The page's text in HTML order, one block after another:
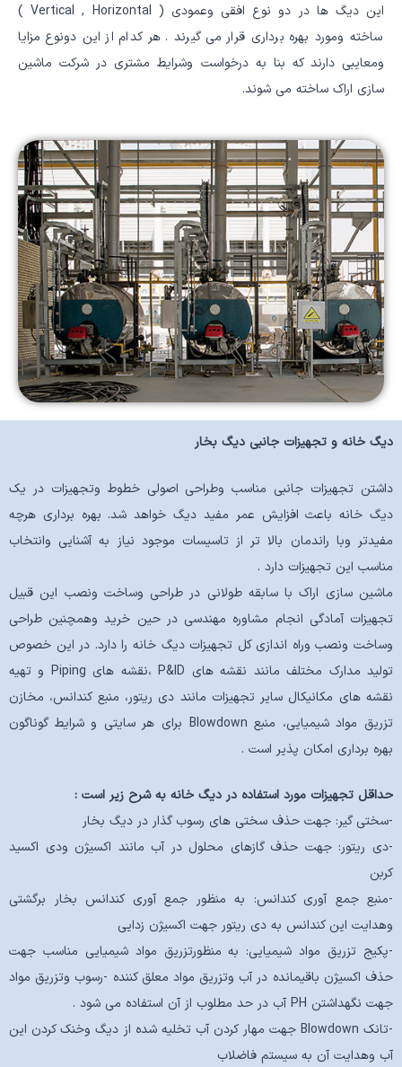
این دیگ ها در دو نوع افقی وعمودی ( Vertical , Horizontal )
ساخته ومورد بهره برداری قرار می گیرند . هر کدام از این دونوع مزایا
ومعایبی دارند که بنا به درخواست وشرایط مشتری در شرکت ماشین
سازی اراک ساخته می شوند.
دیگ خانه و تجهیزات جانبی دیگ بخار
داشتن تجهیزات جانبی مناسب وطراحی اصولی خطوط وتجهیزات در یک
دیگ خانه باعث افزایش عمر مفید دیگ خواهد شد. بهره برداری هرچه
مفیدتر وبا راندمان بالا تر از تاسیسات موجود نیاز به آشنایی وانتخاب
مناسب این تجهیزات دارد .
ماشین سازی اراک با سابقه طولانی در طراحی وساخت ونصب این قبیل
تجهیزات آمادگی انجام مشاوره مهندسی در حین خرید وهمچنین طراحی
وساخت ونصب وراه اندازی کل تجهیزات دیگ خانه را دارد. در این خصوص
تولید مدارک مختلف مانند نقشه های P&ID ،نقشه های Piping و تهیه
نقشه های مکانیکال سایر تجهیزات مانند دی ریتور، منبع کندانس، مخازن
تزریق مواد شیمیایی، منبع Blowdown برای هر سایتی و شرایط گوناگون
بهره برداری امکان پذیر است .
حداقل تجهیزات مورد استفاده در دیگ خانه به شرح زیر است :
-سختی گیر: جهت حذف سختی های رسوب گذار در دیگ بخار
-دی ریتور: جهت حذف گازهای محلول در آب مانند اکسیژن ودی اکسید
کربن
-منبع جمع آوری کندانس: به منظور جمع آوری کندانس بخار برگشتی
وهدایت این کندانس به دی ریتور جهت اکسیژن زدایی
-پکیج تزریق مواد شیمیایی: به منظورتزریق مواد شیمیایی مناسب جهت
حذف اکسیژن باقیمانده در آب وتزریق مواد معلق کننده -رسوب وتزریق مواد
جهت نگهداشتن PH آب در حد مطلوب از آن استفاده می شود .
-تانک Blowdown جهت مهار کردن آب تخلیه شده از دیگ وخنک کردن این
آب وهدایت آن به سیستم فاضلاب